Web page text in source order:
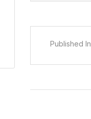
Published In